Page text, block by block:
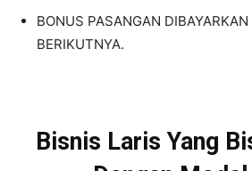
BONUS PASANGAN DIBAYARKAN
BERIKUTNYA.
Bisnis Laris Yang